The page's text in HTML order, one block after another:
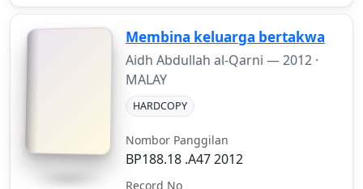
Membina keluarga bertakwa
Aidh Abdullah al-Qarni —2012 ·
MALAY
HARDCOPY
Nombor Panggilan
BP188.18 .A47 2012
Record No